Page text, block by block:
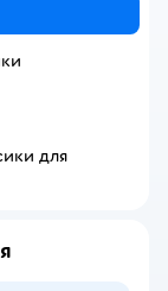
для